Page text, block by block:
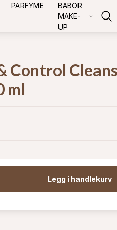
PARFYME
BABOR
MAKE-
UP
Control
ml
Legg i handlekurv